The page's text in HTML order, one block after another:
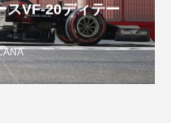
スVF-20ディテー